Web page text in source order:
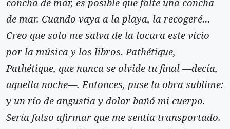
de mar. Cuando vaya a la playa, la recogeré…
Creo que solo me salva de la locura este vicio
por la música y los libros. Pathétique,
Pathétique, que nunca se olvide tu final —decía,
aquella noche—. Entonces, puse la obra sublime:
y un río de angustia y dolor bañó mi cuerpo.
Sería falso afirmar que me sentía transportado.